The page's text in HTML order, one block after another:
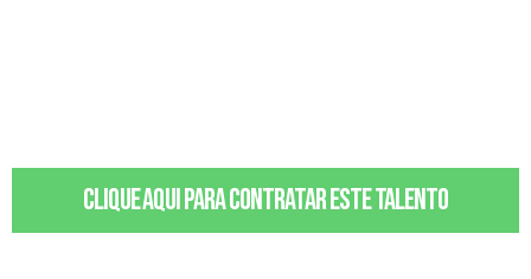
Clique aqui para contratar este talento